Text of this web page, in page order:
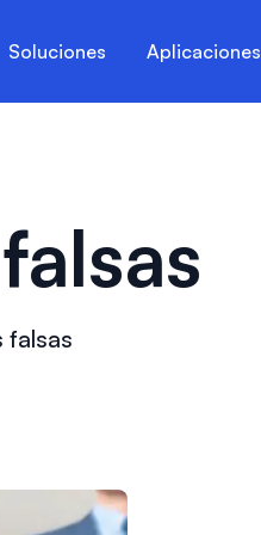
Soluciones Aplicaciones
falsas